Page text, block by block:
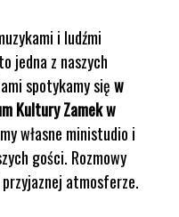
i ludźmi
jedna z naszych
spotykamy sięw
Kultury Zamek w
własne ministudio i
gości. Rozmowy
atmosferze.